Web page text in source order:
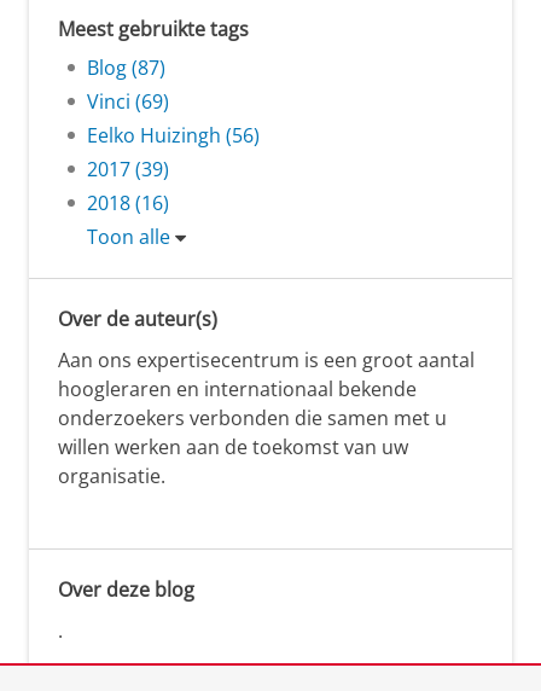
Meest gebruikte tags
Blog (87)
Vinci (69)
Eelko Huizingh (56)
2017 (39)
2018 (16)
Toon alle
Over de auteur(s)
Aan ons expertisecentrum is een groot aantal
hoogleraren en internationaal bekende
onderzoekers verbonden die samen met u
willen werken aan de toekomst van uw
organisatie.
Over deze blog
.